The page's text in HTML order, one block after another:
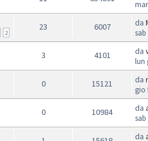
2
23 6007 da
3 4101 da
lun
0 15121 da
gio
0 10984 da
da